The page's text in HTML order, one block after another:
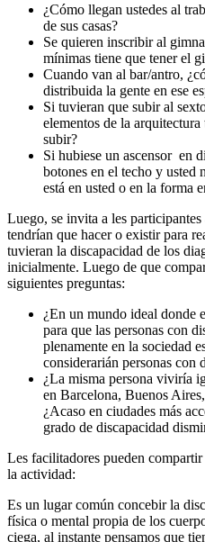
¿Cómo llegan ustedes al
de sus casas?
Se quieren inscribir al
mínimas tiene que tener el
Cuando van al bar/antro,
distribuida la gente en ese
Si tuvieran que subir al
elementos de la arquitectura
subir?
Si hubiese un ascensor en
botones en el techo y usted
está en usted o en la forma
Luego, se invita a les
tendrían que hacer o existir para
tuvieran la discapacidad de los
inicialmente. Luego de que
siguientes preguntas:
¿En un mundo ideal donde
para que las personas con
plenamente en la sociedad
considerarián personas con
¿La misma persona viviría
en Barcelona, Buenos
¿Acaso en ciudades más
grado de discapacidad
Les facilitadores pueden
la actividad:
Es un lugar común concebir la
física o mental propia de los
ciega, al instante pensamos que